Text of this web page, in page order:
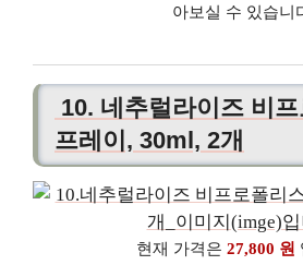
아보실 수 있습니
10. 네추럴라이즈 비
프레이, 30ml, 2개
현재 가격은 27,800 원